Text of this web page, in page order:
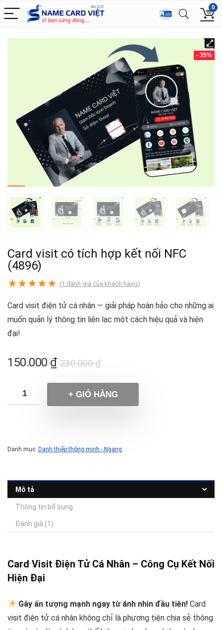
0
- 35%
Card visit có tích hợp kết nối NFC
(4896)
★★★★★ (1 đánh giá của khách hàng)
Card visit điện tử cá nhân — giải pháp hoàn hảo cho những ai
muốn quản lý thông tin liên lạc một cách hiệu quả và hiện
đại!
230.000₫
150.000 ₫
+ GIỎ HÀNG
Danh mục: Danh thiếp thông minh - Ngang
Mô tả
Thông tin bổ sung
Đánh giá (1)
Card Visit Điện Tử Cá Nhân – Công Cụ Kết Nối
Hiện Đại
Gây ấn tượng mạnh ngay từ ánh nhìn đầu tiên! Card
visit điện tử cá nhân không chỉ là phương tiện chia sẻ thông